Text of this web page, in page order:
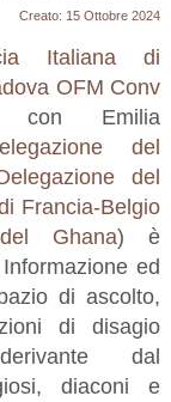
Creato: 15 Ottobre 2024
Italiana di
OFM Conv
con Emilia
del
del
Francia-Belgio
Ghana) è
ed
di ascolto,
di disagio
dal
diaconi e